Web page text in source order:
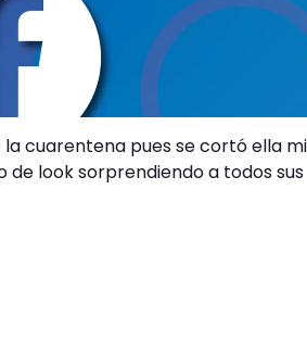
cuarentena pues se cortó ella
look sorprendiendo a todos sus